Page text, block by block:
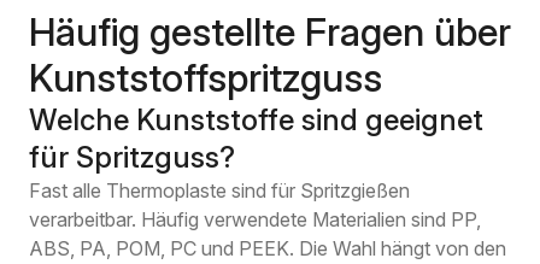
Häufig gestellte Fragen über
Kunststoffspritzguss
Welche Kunststoffe sind geeignet
für Spritzguss?
Fast alle Thermoplaste sind für Spritzgießen
verarbeitbar. Häufig verwendete Materialien sind PP,
ABS, PA, POM, PC und PEEK. Die Wahl hängt von den